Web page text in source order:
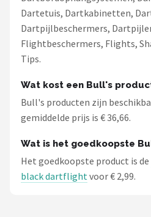
Dartetuis, Dartkabinetten,
Dartpijlbeschermers,
Flightbeschermers, Flights,
Tips.
Wat kost een Bull's
Bull's producten zijn
gemiddelde prijs is € 36,66.
Wat is het goedkoopste
Het goedkoopste product is de
black dartflightvoor € 2,99.